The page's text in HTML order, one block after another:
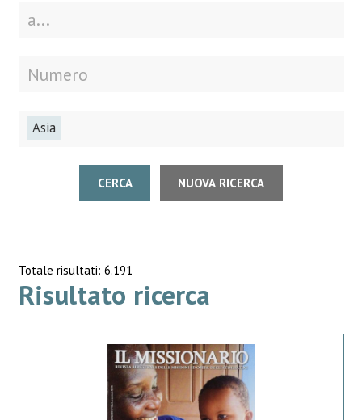
Asia
CERCA NUOVA RICERCA
Totale risultati: 6.191
Risultato ricerca